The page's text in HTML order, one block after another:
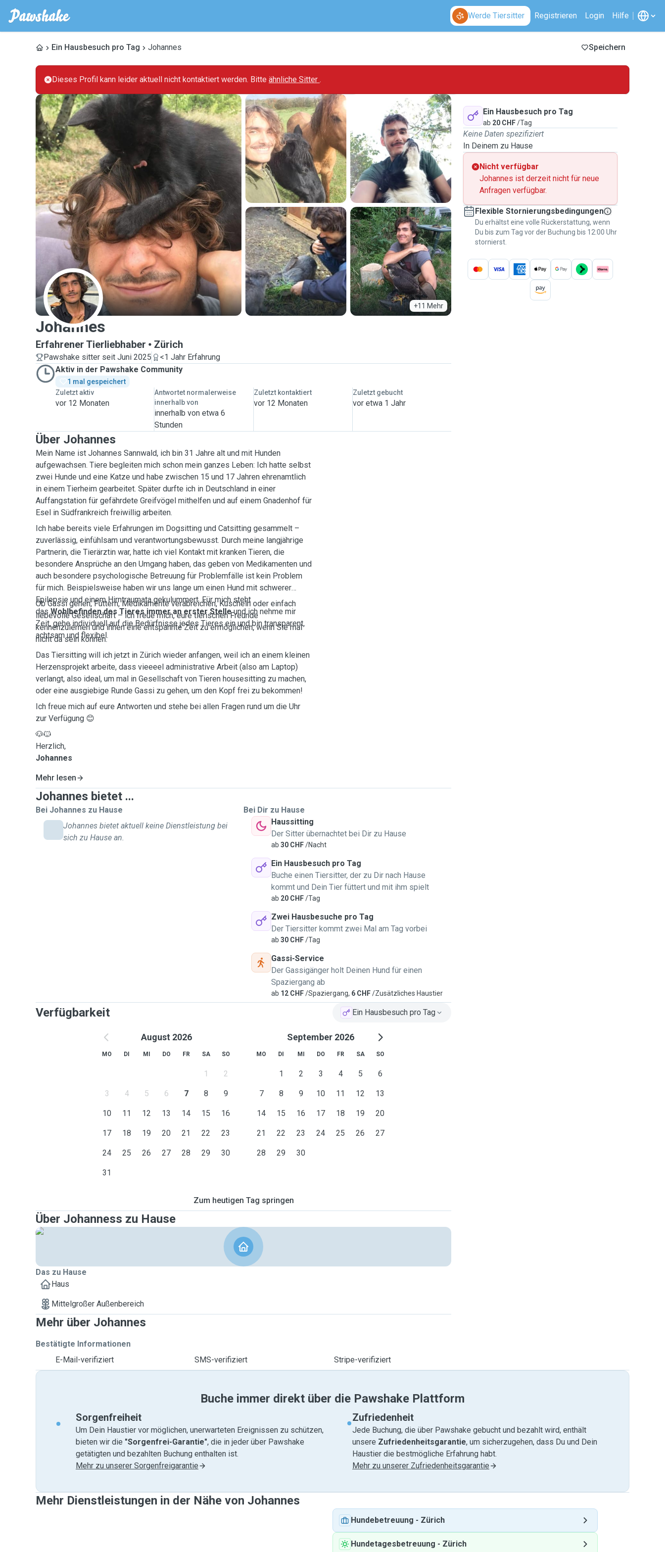
Werde Tiersitter Registrieren Login Hilfe
Ein Hausbesuch pro Tag Johannes Speichern
Dieses Profil kann leider aktuell nicht kontaktiert werden. Bitte ähnliche Sitter .
+11 Mehr
J
Johannes
Erfahrener Tierliebhaber Zürich
Pawshake sitter seit Juni 2025
<1 Jahr Erfahrung
Aktiv in der Pawshake Community
1 mal gespeichert
Zuletzt aktiv
vor 12 Monaten
Antwortet normalerweise
innerhalb von
innerhalb von etwa 6
Stunden
Zuletzt kontaktiert
vor 12 Monaten
Zuletzt gebucht
vor etwa 1 Jahr
Über Johannes
Mein Name ist Johannes Sannwald, ich bin 31 Jahre alt und mit Hunden
aufgewachsen. Tiere begleiten mich schon mein ganzes Leben: Ich hatte selbst
zwei Hunde und eine Katze und habe zwischen 15 und 17 Jahren ehrenamtlich
in einem Tierheim gearbeitet. Später durfte ich in Deutschland in einer
Auffangstation für gefährdete Greifvögel mithelfen und auf einem Gnadenhof für
Esel in Südfrankreich freiwillig arbeiten.
Ich habe bereits viele Erfahrungen im Dogsitting und Catsitting gesammelt –
zuverlässig, einfühlsam und verantwortungsbewusst. Durch meine langjährige
Partnerin, die Tierärztin war, hatte ich viel Kontakt mit kranken Tieren, die
besondere Ansprüche an den Umgang haben, das geben von Medikamenten und
auch besondere psychologische Betreuung für Problemfälle ist kein Problem
für mich. Beispielsweise haben wir uns lange um einen Hund mit schwerer
Epilepsie und einem Hirntraumata gekulummert. Für mich steht
dasWohlbefinden des Tieres immer an erster Stelleund ich nehme mir
Zeit, gehe individuell auf die Bedürfnisse jedes Tieres ein und bin transparent,
achtsam und flexibel.
Ob Gassi gehen, Füttern, Medikamente verabreichen, Kuscheln oder einfach
liebevolle Gesellschaft – ich freue mich, eure tierischen Freunde
kennenzulernen und ihnen eine entspannte Zeit zu ermöglichen, wenn Sie mal
nicht da sein können.
Das Tiersitting will ich jetzt in Zürich wieder anfangen, weil ich an einem kleinen
Herzensprojekt arbeite, dass vieeeel administrative Arbeit (also am Laptop)
verlangt, also ideal, um mal in Gesellschaft von Tieren housesitting zu machen,
oder eine ausgiebige Runde Gassi zu gehen, um den Kopf frei zu bekommen!
Ich freue mich auf eure Antworten und stehe bei allen Fragen rund um die Uhr
zur Verfügung 😊
🐶🐱
Herzlich,
Johannes
Mehr lesen
Johannes bietet ...
Bei Johannes zu Hause
Johannes bietet aktuell keine Dienstleistung bei
sich zu Hause an.
Bei Dir zu Hause
Haussitting
Der Sitter übernachtet bei Dir zu Hause
ab 30 CHF/Nacht
Ein Hausbesuch pro Tag
Buche einen Tiersitter, der zu Dir nach Hause
kommt und Dein Tier füttert und mit ihm spielt
ab 20 CHF/Tag
Zwei Hausbesuche pro Tag
Der Tiersitter kommt zwei Mal am Tag vorbei
ab 30 CHF/Tag
Gassi-Service
Der Gassigänger holt Deinen Hund für einen
Spaziergang ab
ab 12 CHF/Spaziergang, 6 CHF/Zusätzliches Haustier
Verfügbarkeit Ein Hausbesuch pro Tag
August 2026
MO DI MI DO FR SA SO
1 2
3 4 5 6 7 8 9
10 11 12 13 14 15 16
17 18 19 20 21 22 23
24 25 26 27 28 29 30
31
September 2026
MO DI MI DO FR SA SO
1 2 3 4 5 6
7 8 9 10 11 12 13
14 15 16 17 18 19 20
21 22 23 24 25 26 27
28 29 30
Zum heutigen Tag springen
Über Johanness zu Hause
Das zu Hause
Haus
Mittelgroßer Außenbereich
Mehr über Johannes
Bestätigte Informationen
E-Mail-verifiziert
SMS-verifiziert Stripe-verifiziert
Ein Hausbesuch pro Tag
ab 20 CHF/Tag
Keine Daten spezifiziert
In Deinem zu Hause
Nicht verfügbar
Johannes ist derzeit nicht für neue
Anfragen verfügbar.
Flexible Stornierungsbedingungen
Du erhältst eine volle Rückerstattung, wenn
Du bis zum Tag vor der Buchung bis 12:00 Uhr
stornierst.
Buche immer direkt über die Pawshake Plattform
Sorgenfreiheit
Um Dein Haustier vor möglichen, unerwarteten Ereignissen zu schützen,
bieten wir die "Sorgenfrei-Garantie", die in jeder über Pawshake
getätigten und bezahlten Buchung enthalten ist.
Mehr zu unserer Sorgenfreigarantie
Zufriedenheit
Jede Buchung, die über Pawshake gebucht und bezahlt wird, enthält
unsere Zufriedenheitsgarantie, um sicherzugehen, dass Du und Dein
Haustier die bestmögliche Erfahrung habt.
Mehr zu unserer Zufriedenheitsgarantie
Mehr Dienstleistungen in der Nähe von Johannes
Hundebetreuung - Zürich
Hundetagesbetreuung - Zürich